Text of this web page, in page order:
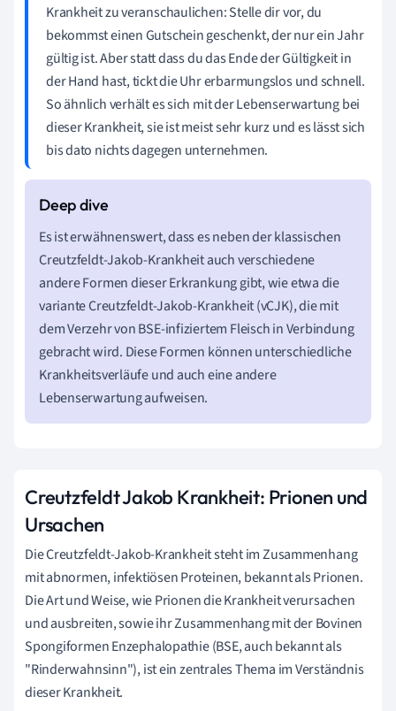
Krankheit zu veranschaulichen: Stelle dir vor, du
bekommst einen Gutschein geschenkt, der nur ein Jahr
gültig ist. Aber statt dass du das Ende der Gültigkeit in
der Hand hast, tickt die Uhr erbarmungslos und schnell.
So ähnlich verhält es sich mit der Lebenserwartung bei
dieser Krankheit, sie ist meist sehr kurz und es lässt sich
bis dato nichts dagegen unternehmen.
Es ist erwähnenswert, dass es neben der klassischen
Creutzfeldt-Jakob-Krankheit auch verschiedene
andere Formen dieser Erkrankung gibt, wie etwa die
variante Creutzfeldt-Jakob-Krankheit (vCJK), die mit
dem Verzehr von BSE-infiziertem Fleisch in Verbindung
gebracht wird. Diese Formen können unterschiedliche
Krankheitsverläufe und auch eine andere
Lebenserwartung aufweisen.
Creutzfeldt Jakob Krankheit: Prionen und
Ursachen
Die Creutzfeldt-Jakob-Krankheit steht im Zusammenhang
mit abnormen, infektiösen Proteinen, bekannt als Prionen.
Die Art und Weise, wie Prionen die Krankheit verursachen
und ausbreiten, sowie ihr Zusammenhang mit der Bovinen
Spongiformen Enzephalopathie (BSE, auch bekannt als
"Rinderwahnsinn"), ist ein zentrales Thema im Verständnis
dieser Krankheit.